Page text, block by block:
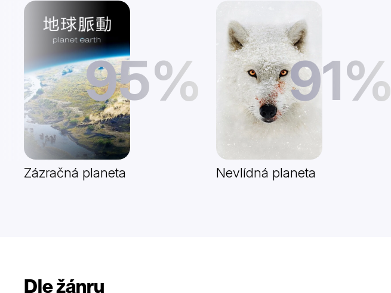
95%
Zázračná planeta
91%
Nevlídná planeta
Dle žánru